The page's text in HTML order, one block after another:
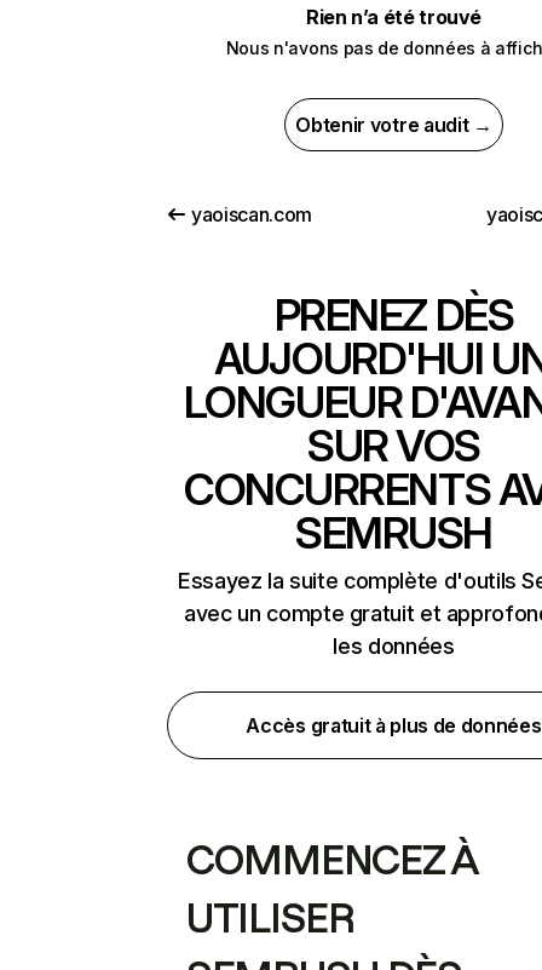
Rien n’a été trouvé
Nous n'avons pas de données à
Obtenir votre audit →
yaoiscan.com
PRENEZ DÈS
AUJOURD'HUI
LONGUEUR
SUR VOS
CONCURRENTS
SEMRUSH
Essayez la suite complète d'outils
avec un compte gratuit et
les données
Accès gratuit à plus de données
COMMENCEZ À
UTILISER